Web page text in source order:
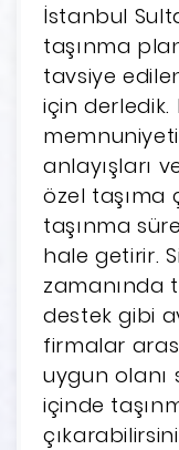
İstanbul
taşınma
tavsiye
için derledik.
anlayışları
özel taşıma
taşınma
hale getirir.
zamanında
destek gibi
firmalar
uygun olanı
içinde